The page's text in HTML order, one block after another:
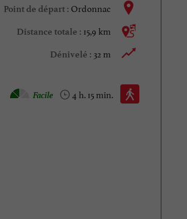
Point de départ : Ordonnac
Distance totale : 15,9 km
Dénivelé : 32 m
Marche à pied :
4 h. 15 min.
Facile